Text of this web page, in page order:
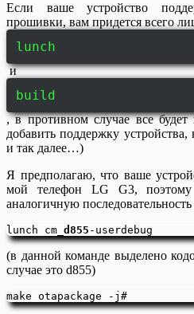
Если ваше устройство
прошивки, вам придется всего
lunch
и
build
, в противном случае все
добавить поддержку
и так далее…)
Я предполагаю, что ваше
мой телефон LG G3,
аналогичную
lunch cm_ d855
(в данной команде выделено
случае это d855)